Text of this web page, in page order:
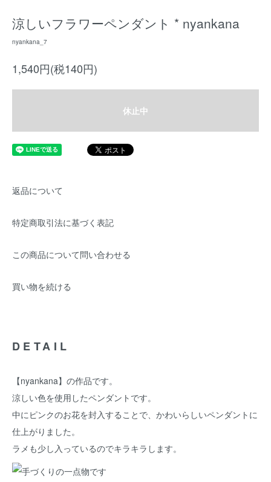
涼しいフラワーペンダント * nyankana
nyankana_7
1,540円(税140円)
休止中
返品について
特定商取引法に基づく表記
この商品について問い合わせる
買い物を続ける
DETAIL
【nyankana】の作品です。
涼しい色を使用したペンダントです。
中にピンクのお花を封入することで、かわいらしいペンダントに
仕上がりました。
ラメも少し入っているのでキラキラします。